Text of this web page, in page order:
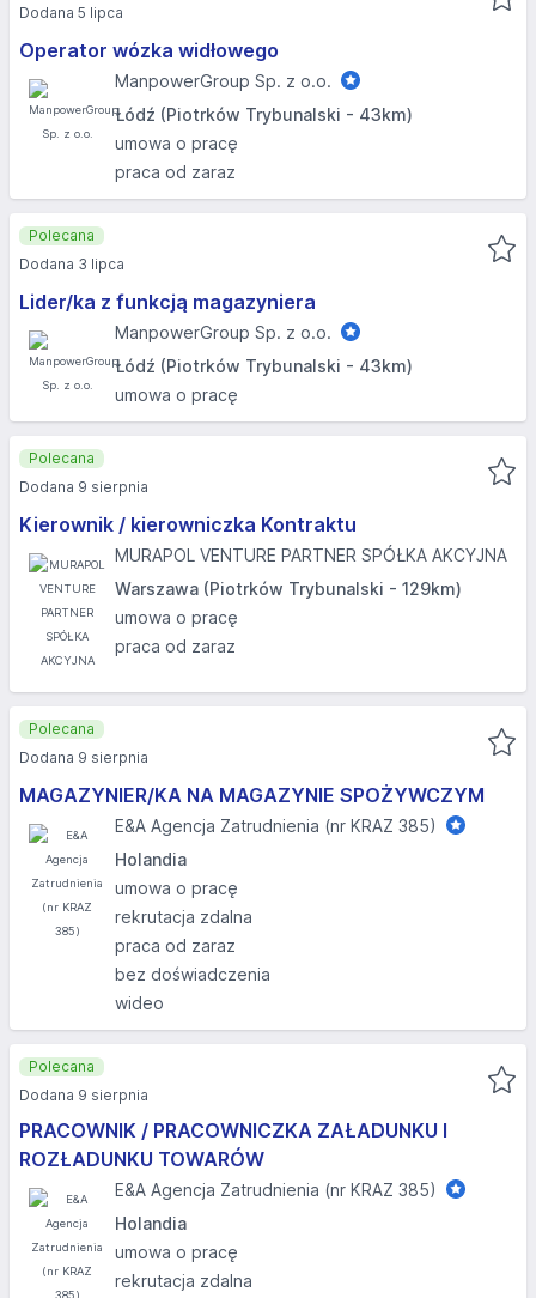
Operator wózka widłowego
ManpowerGroup Sp. z o.o.
Łódź (Piotrków Trybunalski - 43km)
umowa o pracę
praca od zaraz
Dodana 5 lipca
Lider/ka z funkcją magazyniera
ManpowerGroup Sp. z o.o.
Łódź (Piotrków Trybunalski - 43km)
umowa o pracę
Polecana
Dodana 3 lipca
Kierownik / kierowniczka Kontraktu
MURAPOL VENTURE PARTNER SPÓŁKA AKCYJNA
Warszawa (Piotrków Trybunalski - 129km)
umowa o pracę
praca od zaraz
Polecana
Dodana 9 sierpnia
MAGAZYNIER/KA NA MAGAZYNIE SPOŻYWCZYM
E&A Agencja Zatrudnienia (nr KRAZ 385)
Holandia
umowa o pracę
rekrutacja zdalna
praca od zaraz
bez doświadczenia
wideo
Polecana
Dodana 9 sierpnia
PRACOWNIK / PRACOWNICZKA ZAŁADUNKU I
ROZŁADUNKU TOWARÓW
E&A Agencja Zatrudnienia (nr KRAZ 385)
Holandia
umowa o pracę
rekrutacja zdalna
Polecana
Dodana 9 sierpnia